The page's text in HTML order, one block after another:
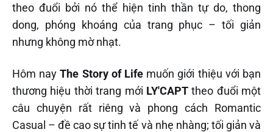
theo đuổi bởi nó thể hiện tinh thần tự do, thong
dong, phóng khoáng của trang phục – tối giản
nhưng không mờ nhạt.
Hôm nayThe Story of Life muốn giới thiệu với bạn
thương hiệu thời trang mới LY'CAPTtheo đuổi một
câu chuyện rất riêng và phong cách Romantic
Casual – đề cao sự tinh tế và nhẹ nhàng; tối giản và